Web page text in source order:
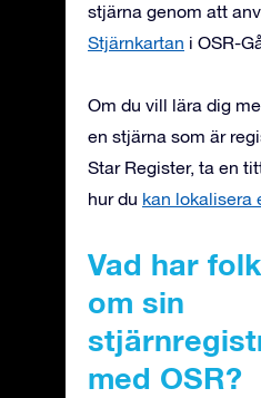
stjärna genom att
Stjärnkartan i OSR-
Om du vill lära dig
en stjärna som är
Star Register, ta en
hur du kan lokalisera
Vad har
om sin
med OSR?